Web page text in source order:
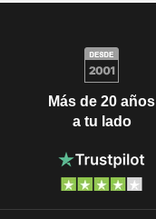
Más de 20 años
a tu lado